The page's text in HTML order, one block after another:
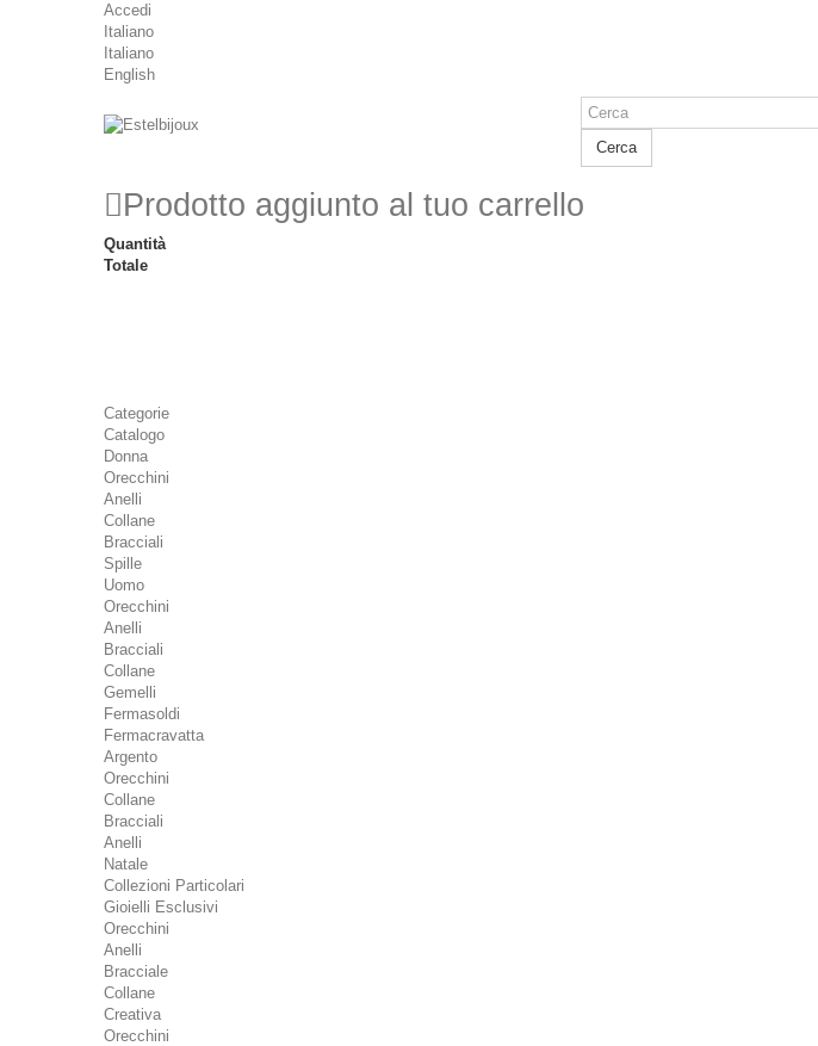
Accedi
Italiano
Italiano
English
Cerca
Prodotto aggiunto al tuo carrello
Quantità
Totale
Categorie
Catalogo
Donna
Orecchini
Anelli
Collane
Bracciali
Spille
Uomo
Orecchini
Anelli
Bracciali
Collane
Gemelli
Fermasoldi
Fermacravatta
Argento
Orecchini
Collane
Bracciali
Anelli
Natale
Collezioni Particolari
Gioielli Esclusivi
Orecchini
Anelli
Bracciale
Collane
Creativa
Orecchini